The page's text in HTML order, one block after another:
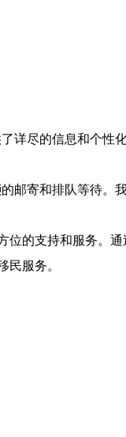
详尽的信息和个性
邮寄和排队等待。
的支持和服务。
民服务。